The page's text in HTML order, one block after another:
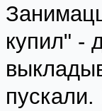
купил" -